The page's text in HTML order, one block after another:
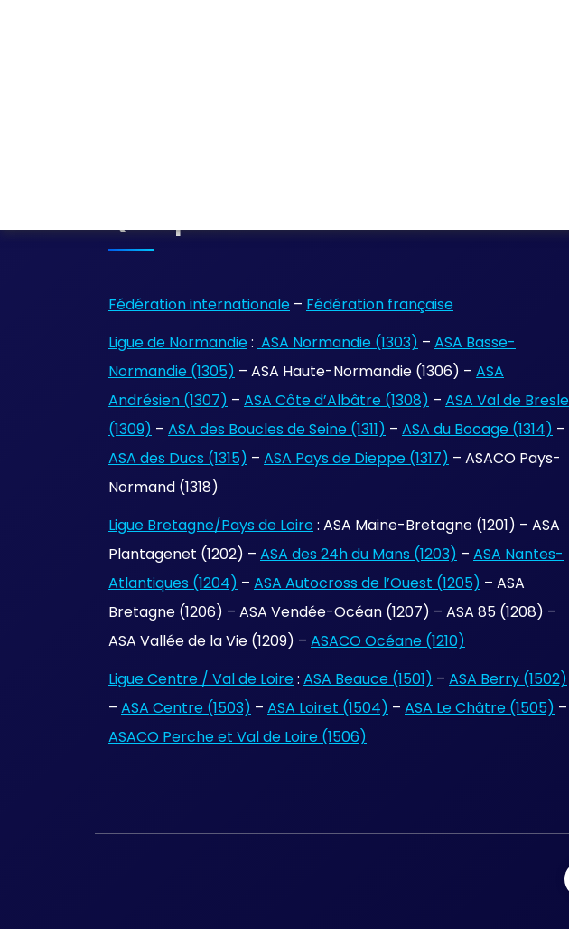
Quelques Liens
Fédération internationale – Fédération française
Ligue de Normandie : ASA Normandie (1303) – ASA Basse-
Normandie (1305) – ASA Haute-Normandie (1306) – ASA
Andrésien (1307) – ASA Côte d’Albâtre (1308) – ASA Val de Bresle
(1309) – ASA des Boucles de Seine (1311) – ASA du Bocage (1314) –
ASA des Ducs (1315) – ASA Pays de Dieppe (1317) – ASACO Pays-
Normand (1318)
Ligue Bretagne/Pays de Loire : ASA Maine-Bretagne (1201) – ASA
Plantagenet (1202) – ASA des 24h du Mans (1203) – ASA Nantes-
Atlantiques (1204) – ASA Autocross de l’Ouest (1205) – ASA
Bretagne (1206) – ASA Vendée-Océan (1207) – ASA 85 (1208) –
ASA Vallée de la Vie (1209) – ASACO Océane (1210)
Ligue Centre / Val de Loire : ASA Beauce (1501) – ASA Berry (1502)
– ASA Centre (1503) – ASA Loiret (1504) – ASA Le Châtre (1505) –
ASACO Perche et Val de Loire (1506)